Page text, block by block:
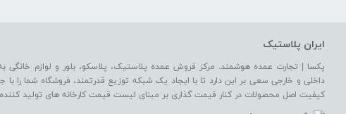
ایران پلاستیک
پکسا | تجارت عمده هوشمند. مرکز فروش عمده پلاستیک، پلاسکو، بلور و لوازم خانگی
داخلی و خارجی سعی بر این دارد تا با ایجاد یک شبکه توزیع قدرتمند، فروشگاه شما را با
کیفیت اصل محصولات در کنار قیمت گذاری بر مبنای لیست قیمت کارخانه های تولید